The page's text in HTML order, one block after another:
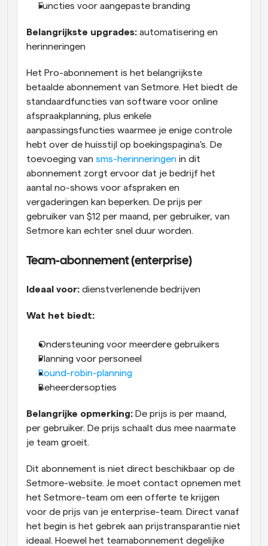
Functies voor aangepaste branding
Belangrijkste upgrades: automatisering en
herinneringen
Het Pro-abonnement is het belangrijkste
betaalde abonnement van Setmore. Het biedt de
standaardfuncties van software voor online
afspraakplanning, plus enkele
aanpassingsfuncties waarmee je enige controle
hebt over de huisstijl op boekingspagina's. De
toevoeging van sms-herinneringen in dit
abonnement zorgt ervoor dat je bedrijf het
aantal no-shows voor afspraken en
vergaderingen kan beperken. De prijs per
gebruiker van $12 per maand, per gebruiker, van
Setmore kan echter snel duur worden.
Team-abonnement (enterprise)
Ideaal voor: dienstverlenende bedrijven
Wat het biedt:
Ondersteuning voor meerdere gebruikers
Planning voor personeel
Round-robin-planning
Beheerdersopties
Belangrijke opmerking: De prijs is per maand,
per gebruiker. De prijs schaalt dus mee naarmate
je team groeit.
Dit abonnement is niet direct beschikbaar op de
Setmore-website. Je moet contact opnemen met
het Setmore-team om een offerte te krijgen
voor de prijs van je enterprise-team. Direct vanaf
het begin is het gebrek aan prijstransparantie niet
ideaal. Hoewel het teamabonnement degelijke